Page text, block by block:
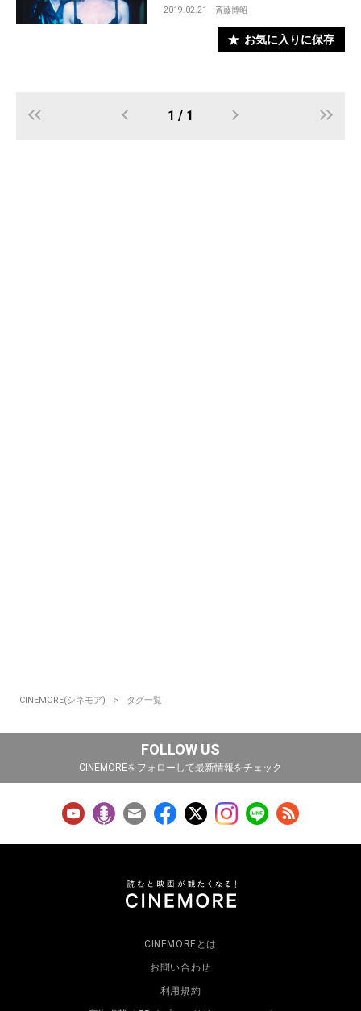
2019.02.21 斉藤博昭
お気に入りに保存
1 / 1
CINEMORE(シネモア) タグ一覧
FOLLOW US
CINEMOREをフォローして最新情報をチェック
CINEMOREとは
お問い合わせ
利用規約